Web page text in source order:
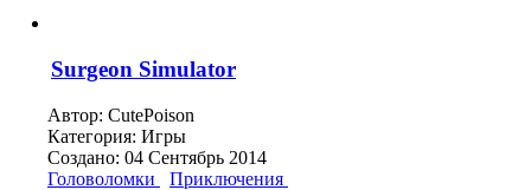
Surgeon Simulator
Автор: CutePoison
Категория: Игры
Создано: 04 Сентябрь 2014
Головоломки
Приключения